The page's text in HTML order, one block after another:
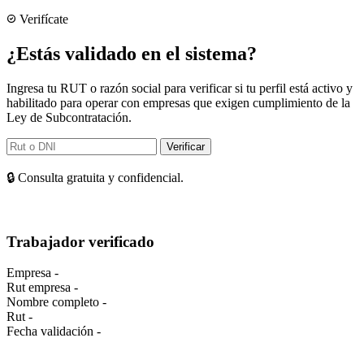
Verifícate
¿Estás validado en el sistema?
Ingresa tu RUT o razón social para verificar si tu perfil está activo y
habilitado para operar con empresas que exigen cumplimiento de la
Ley de Subcontratación.
Verificar
🔒 Consulta gratuita y confidencial.
Trabajador verificado
Empresa -
Rut empresa -
Nombre completo -
Rut -
Fecha validación -